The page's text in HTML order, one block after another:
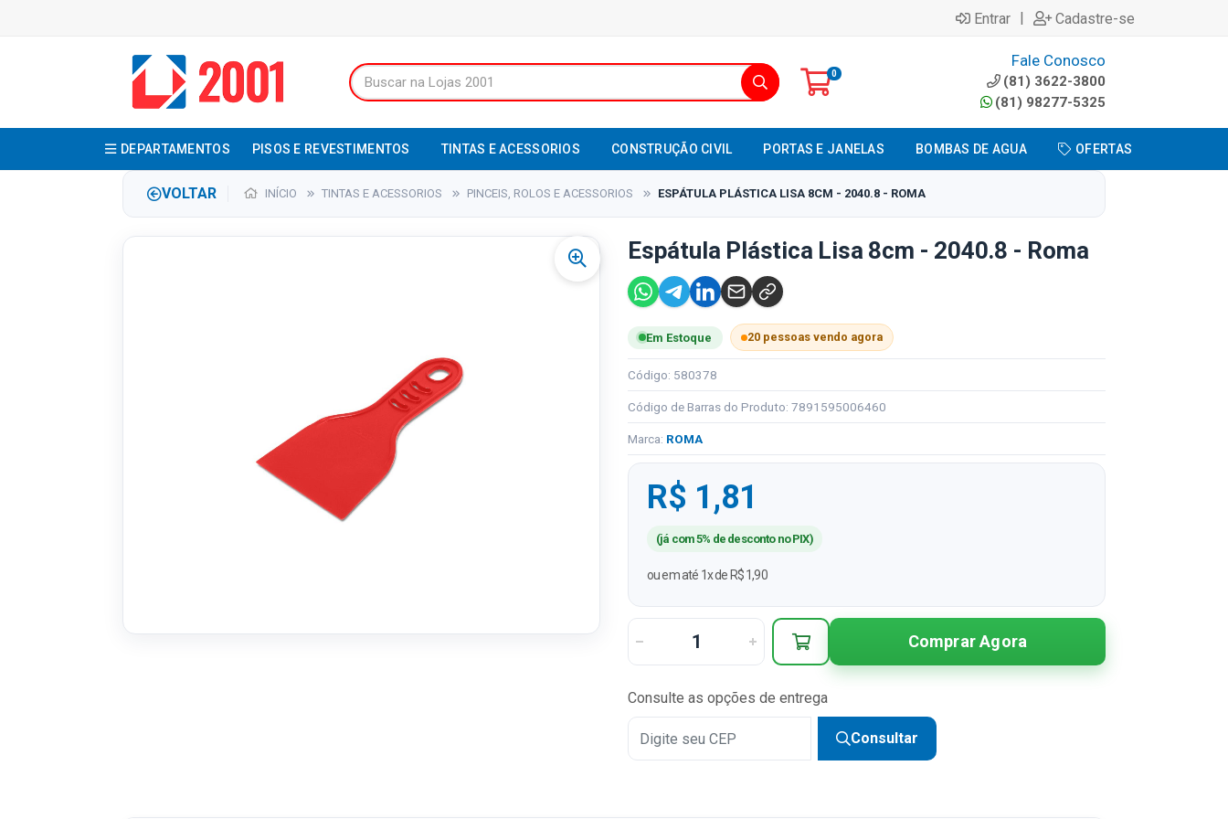
Entrar | Cadastre-se
0
Fale Conosco
(81) 3622-3800
(81) 98277-5325
DEPARTAMENTOS PISOS E REVESTIMENTOS TINTAS E ACESSORIOS CONSTRUÇÃO CIVIL PORTAS E JANELAS BOMBAS DE AGUA OFERTAS
VOLTAR INÍCIO TINTAS E ACESSORIOS PINCEIS, ROLOS E ACESSORIOS ESPÁTULA PLÁSTICA LISA 8CM - 2040.8 - ROMA
Espátula Plástica Lisa 8cm - 2040.8 - Roma
Em Estoque 20 pessoas vendo agora
Código: 580378
Código de Barras do Produto: 7891595006460
Marca: ROMA
R$ 1,81
(já com 5% de desconto no PIX)
ou em até 1x de R$ 1,90
Comprar Agora
Consulte as opções de entrega
Consultar